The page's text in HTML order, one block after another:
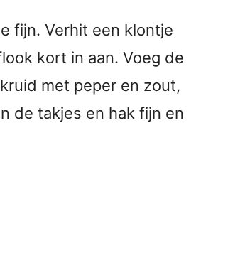
fijn. Verhit een klontje
kort in aan. Voeg de
met peper en zout,
de takjes en hak fijn en